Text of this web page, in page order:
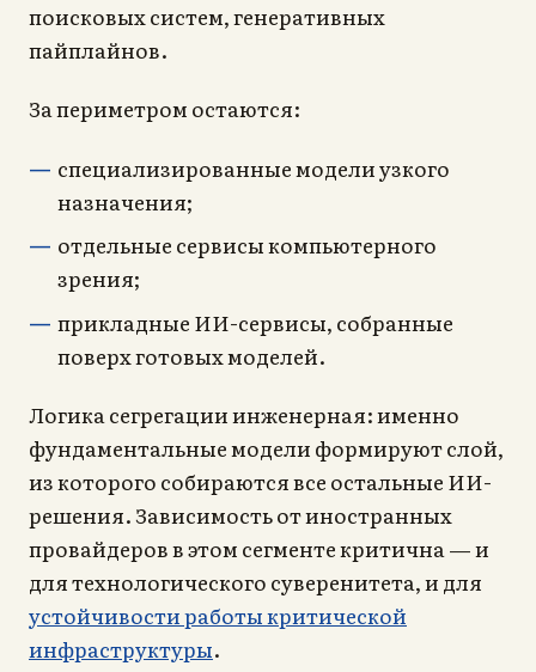
поисковых систем, генеративных
пайплайнов.
За периметром остаются:
специализированные модели узкого
назначения;
отдельные сервисы компьютерного
зрения;
прикладные ИИ-сервисы, собранные
поверх готовых моделей.
Логика сегрегации инженерная: именно
фундаментальные модели формируют слой,
из которого собираются все остальные ИИ-
решения. Зависимость от иностранных
провайдеров в этом сегменте критична — и
для технологического суверенитета, и для
устойчивости работы критической
инфраструктуры.